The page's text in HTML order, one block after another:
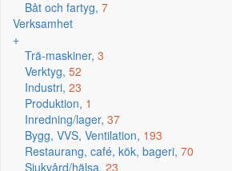
Båt och fartyg, 7
Verksamhet
+
Trä-maskiner, 3
Verktyg, 52
Industri, 23
Produktion, 1
Inredning/lager, 37
Bygg, VVS, Ventilation, 193
Restaurang, café, kök, bageri, 70
Sjukvård/hälsa, 23